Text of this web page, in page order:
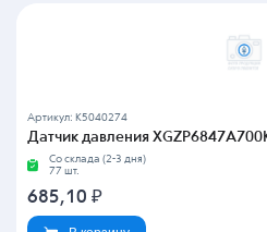
Артикул: K5040274
Датчик давления
Со склада (2-3 дня)
77 шт.
685,10 ₽